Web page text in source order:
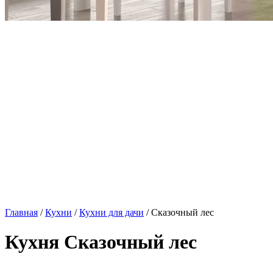
Главная /Кухни /Кухни для дачи / Сказочный лес
Кухня Сказочный лес